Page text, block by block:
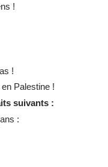
!
!
Palestine !
suivants :
: